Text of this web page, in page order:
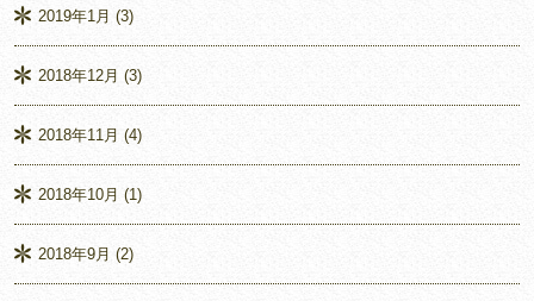
2019年1月 (3)
2018年12月 (3)
2018年11月 (4)
2018年10月 (1)
2018年9月 (2)